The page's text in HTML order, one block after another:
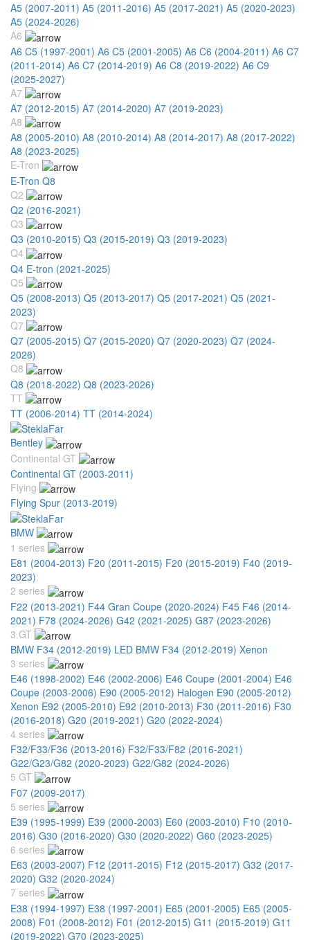
A5 (2007-2011) A5 (2011-2016) A5 (2017-2021) A5 (2020-2023)
A5 (2024-2026)
A6
A6 C5 (1997-2001) A6 C5 (2001-2005) A6 C6 (2004-2011) A6 C7
(2011-2014) A6 C7 (2014-2019) A6 C8 (2019-2022) A6 C9
(2025-2027)
A7
A7 (2012-2015) A7 (2014-2020) A7 (2019-2023)
A8
A8 (2005-2010) A8 (2010-2014) A8 (2014-2017) A8 (2017-2022)
A8 (2023-2025)
E-Tron
E-Tron Q8
Q2
Q2 (2016-2021)
Q3
Q3 (2010-2015) Q3 (2015-2019) Q3 (2019-2023)
Q4
Q4 E-tron (2021-2025)
Q5
Q5 (2008-2013) Q5 (2013-2017) Q5 (2017-2021) Q5 (2021-
2023)
Q7
Q7 (2005-2015) Q7 (2015-2020) Q7 (2020-2023) Q7 (2024-
2026)
Q8
Q8 (2018-2022) Q8 (2023-2026)
TT
TT (2006-2014) TT (2014-2024)
Bentley
Continental GT
Continental GT (2003-2011)
Flying
Flying Spur (2013-2019)
BMW
1 series
E81 (2004-2013) F20 (2011-2015) F20 (2015-2019) F40 (2019-
2023)
2 series
F22 (2013-2021) F44 Gran Coupe (2020-2024) F45 F46 (2014-
2021) F78 (2024-2026) G42 (2021-2025) G87 (2023-2026)
3 GT
BMW F34 (2012-2019) LED BMW F34 (2012-2019) Xenon
3 series
E46 (1998-2002) E46 (2002-2006) E46 Coupe (2001-2004) E46
Coupe (2003-2006) E90 (2005-2012) Halogen E90 (2005-2012)
Xenon E92 (2005-2010) E92 (2010-2013) F30 (2011-2016) F30
(2016-2018) G20 (2019-2021) G20 (2022-2024)
4 series
F32/F33/F36 (2013-2016) F32/F33/F82 (2016-2021)
G22/G23/G82 (2020-2023) G22/G82 (2024-2026)
5 GT
F07 (2009-2017)
5 series
E39 (1995-1999) E39 (2000-2003) E60 (2003-2010) F10 (2010-
2016) G30 (2016-2020) G30 (2020-2022) G60 (2023-2025)
6 series
E63 (2003-2007) F12 (2011-2015) F12 (2015-2017) G32 (2017-
2020) G32 (2020-2024)
7 series
E38 (1994-1997) E38 (1997-2001) E65 (2001-2005) E65 (2005-
2008) F01 (2008-2012) F01 (2012-2015) G11 (2015-2019) G11
(2019-2022) G70 (2023-2025)